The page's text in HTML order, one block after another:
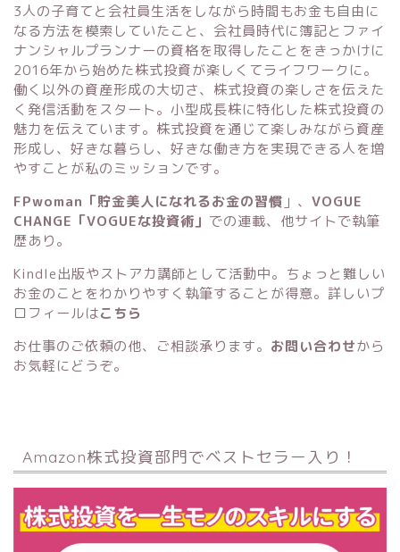
3人の子育てと会社員生活をしながら時間もお金も自由に
なる方法を模索していたこと、会社員時代に簿記とファイ
ナンシャルプランナーの資格を取得したことをきっかけに
2016年から始めた株式投資が楽しくてライフワークに。
働く以外の資産形成の大切さ、株式投資の楽しさを伝えた
く発信活動をスタート。小型成長株に特化した株式投資の
魅力を伝えています。株式投資を通じて楽しみながら資産
形成し、好きな暮らし、好きな働き方を実現できる人を増
やすことが私のミッションです。
FPwoman「貯金美人になれるお金の習慣 」 、 VOGUE
CHANGE「VOGUEな投資術」 での連載、他サイトで執筆
歴あり。
Kindle出版やストアカ講師として活動中。ちょっと難しい
お金のことをわかりやすく執筆することが得意。詳しいプ
ロフィールはこちら
お仕事のご依頼の他、ご相談承ります。 お問い合わせから
お気軽にどうぞ。
Amazon株式投資部門でベストセラー入り！